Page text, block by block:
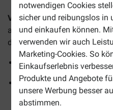
notwendigen Cookies
sicher und reibungslos in
und einkaufen können.
verwenden wir auch
Marketing-Cookies. So
Einkaufserlebnis
Produkte und Angebote
unsere Werbung besser
abstimmen.
Versele-Laga Prestige
abwechslungsreiche und
die speziell für
Hochwertige und
Auch für
Harzer geeignet